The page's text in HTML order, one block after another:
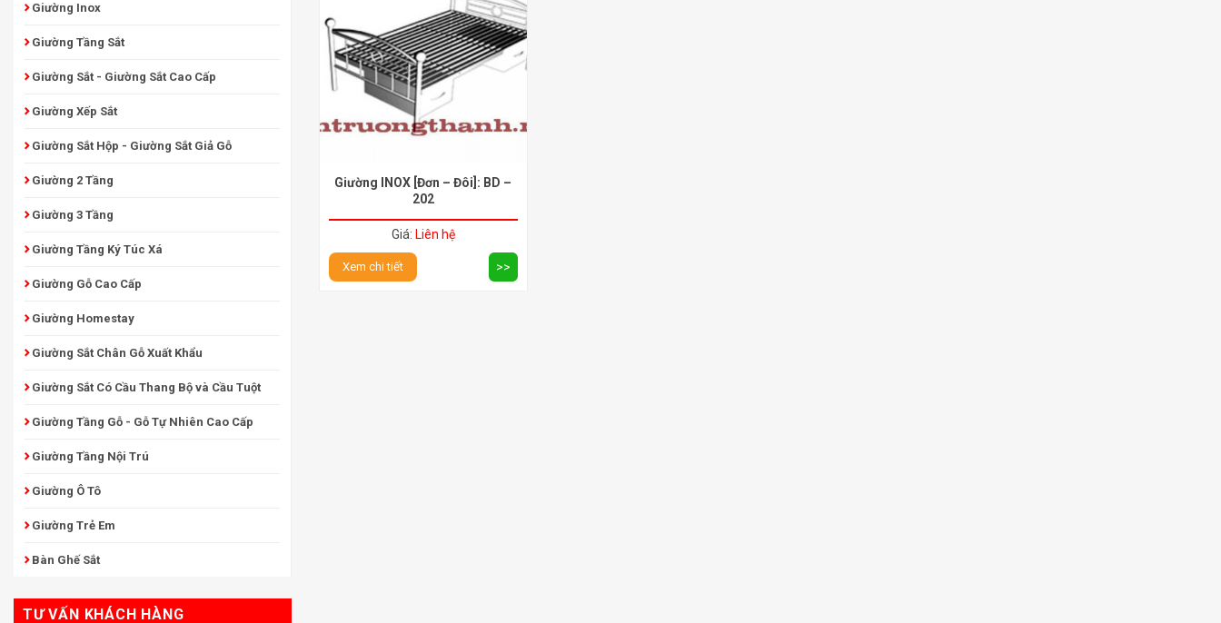
Giường Inox
Giường Tầng Sắt
Giường Sắt - Giường Sắt Cao Cấp
Giường Xếp Sắt
Giường Sắt Hộp - Giường Sắt Giả Gỗ
Giường 2 Tầng
Giường 3 Tầng
Giường Tầng Ký Túc Xá
Giường Gỗ Cao Cấp
Giường Homestay
Giường Sắt Chân Gỗ Xuất Khẩu
Giường Sắt Có Cầu Thang Bộ và Cầu Tuột
Giường Tầng Gỗ - Gỗ Tự Nhiên Cao Cấp
Giường Tầng Nội Trú
Giường Ô Tô
Giường Trẻ Em
Bàn Ghế Sắt
TƯ VẤN KHÁCH HÀNG
Giường INOX [Đơn – Đôi]: BD –
202
Giá: Liên hệ
Xem chi tiết >>